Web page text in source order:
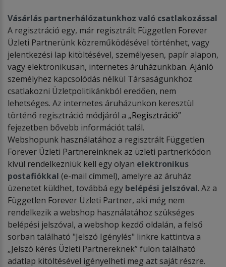
Vásárlás partnerhálózatunkhoz való csatlakozással
A regisztráció egy, már regisztrált Független Forever
Üzleti Partnerünk közreműködésével történhet, vagy
jelentkezési lap kitöltésével, személyesen, papír alapon,
vagy elektronikusan, internetes áruházunkban. Ajánló
személyhez kapcsolódás nélkül Társaságunkhoz
csatlakozni Üzletpolitikánkból eredően, nem
lehetséges. Az internetes áruházunkon keresztül
történő regisztráció módjáról a „Regisztráció”
fejezetben bővebb információt talál.
Webshopunk használatához a regisztrált Független
Forever Üzleti Partnereinknek az üzleti partnerkódon
kívül rendelkezniük kell egy olyan elektronikus
postafiókkal (e-mail címmel), amelyre az áruház
üzenetet küldhet, továbbá egy belépési jelszóval. Az a
Független Forever Üzleti Partner, aki még nem
rendelkezik a webshop használatához szükséges
belépési jelszóval, a webshop kezdő oldalán, a felső
sorban található "Jelszó Igénylés" linkre kattintva a
„Jelszó kérés Üzleti Partnereknek” fülön található
adatlap kitöltésével igényelheti meg azt saját részre.